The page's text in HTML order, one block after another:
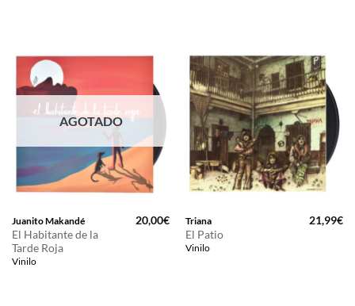
AGOTADO
Juanito Makandé
El Habitante de la
Tarde Roja
Vinilo
20,00€ Triana
El Patio
Vinilo
21,99€